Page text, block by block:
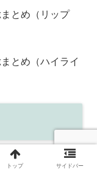
とめ（リップ
とめ（ハイライ
トップ サイドバー